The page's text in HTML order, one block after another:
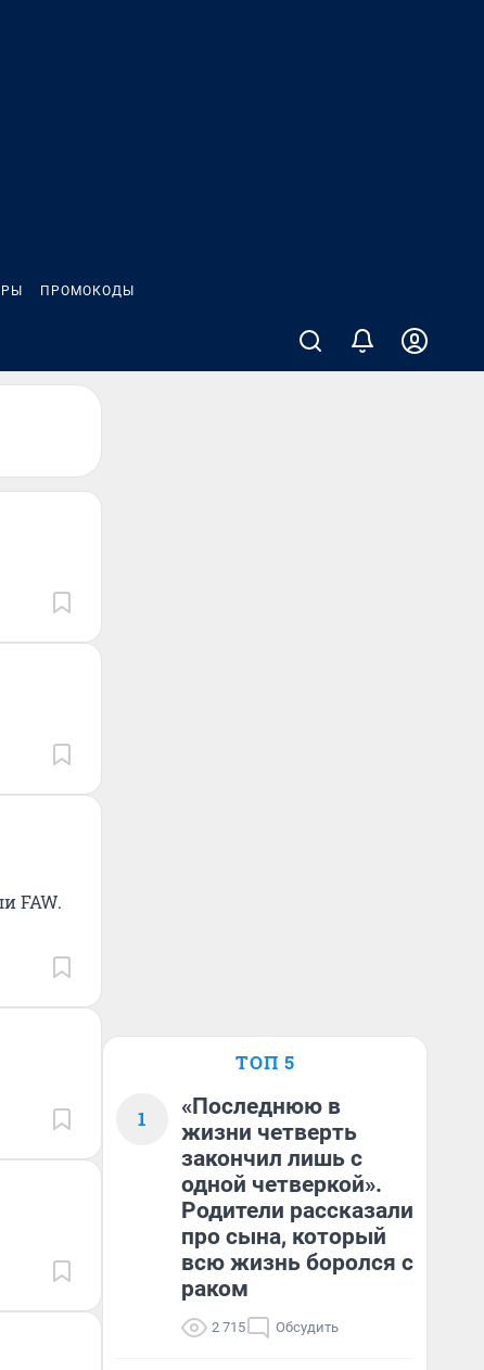
ПРОМОКОДЫ
FAW.
ТОП 5
1
«Последнюю в
жизни четверть
закончил лишь с
одной четверкой».
Родители рассказали
про сына, который
всю жизнь боролся с
раком
2 715 Обсудить